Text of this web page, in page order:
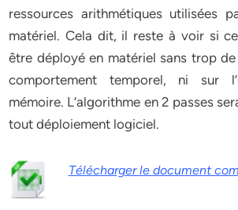
ressources arithmétiques utilisées
matériel. Cela dit, il reste à voir si
être déployé en matériel sans trop
comportement temporel, ni sur
mémoire. L’algorithme en 2 passes
tout déploiement logiciel.
Télécharger le document